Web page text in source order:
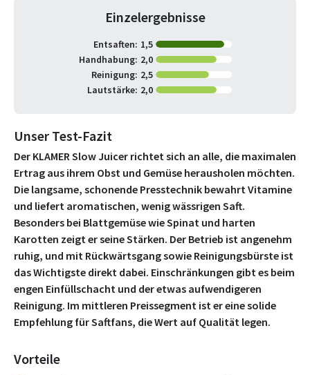
Einzelergebnisse
Entsaften: 1,5
Handhabung: 2,0
Reinigung: 2,5
Lautstärke: 2,0
Unser Test-Fazit
Der KLAMER Slow Juicer richtet sich an alle, die maximalen
Ertrag aus ihrem Obst und Gemüse herausholen möchten.
Die langsame, schonende Presstechnik bewahrt Vitamine
und liefert aromatischen, wenig wässrigen Saft.
Besonders bei Blattgemüse wie Spinat und harten
Karotten zeigt er seine Stärken. Der Betrieb ist angenehm
ruhig, und mit Rückwärtsgang sowie Reinigungsbürste ist
das Wichtigste direkt dabei. Einschränkungen gibt es beim
engen Einfüllschacht und der etwas aufwendigeren
Reinigung. Im mittleren Preissegment ist er eine solide
Empfehlung für Saftfans, die Wert auf Qualität legen.
Vorteile